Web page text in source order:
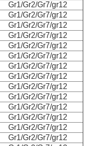
Gr1/Gr2/Gr7/gr12
Gr1/Gr2/Gr7/gr12
Gr1/Gr2/Gr7/gr12
Gr1/Gr2/Gr7/gr12
Gr1/Gr2/Gr7/gr12
Gr1/Gr2/Gr7/gr12
Gr1/Gr2/Gr7/gr12
Gr1/Gr2/Gr7/gr12
Gr1/Gr2/Gr7/gr12
Gr1/Gr2/Gr7/gr12
Gr1/Gr2/Gr7/gr12
Gr1/Gr2/Gr7/gr12
Gr1/Gr2/Gr7/gr12
Gr1/Gr2/Gr7/gr12